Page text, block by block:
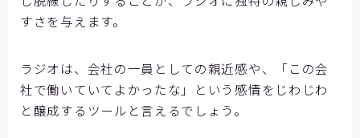
すさを与えます。
ラジオは、会社の一員としての親近感や、「この会
社で働いていてよかったな」という感情をじわじわ
と醸成するツールと言えるでしょう。